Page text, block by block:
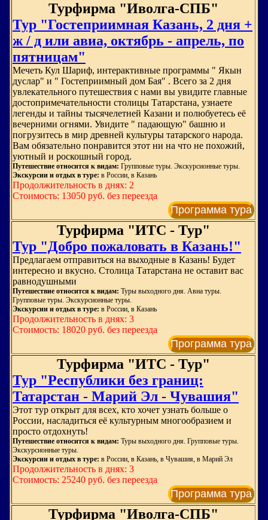
Турфирма "Иволга-СПБ"
Тур "Гостеприимная Казань, 2 дня +
ж / д или авиа, октябрь - апрель, по
пятницам"
Мечеть Кул Шариф, интерактивные программы " Якын
дуслар" и " Гостеприимный дом Бая" . Всего за 2 дня
увлекательного путешествия с нами вы увидите главные
достопримечательности столицы Татарстана, узнаете
легенды и тайны тысячелетней Казани и полюбуетесь её
вечерними огнями. Увидите " падающую" башню и
погрузитесь в мир древней культуры татарского народа.
Вам обязательно понравится этот ни на что не похожий,
уютный и роскошный город.
Путешествие относится к видам: Групповые туры. Экскурсионные туры.
Экскурсии и отдых в туре: в России, в Казань
Продолжительность в днях: 2
Стоимость: 13050 руб. без переезда
Программа тура
Турфирма "ИТС - Тур"
Тур "Добро пожаловать в Казань!"
Предлагаем отправиться на выходные в Казань! Будет
интересно и вкусно. Столица Татарстана не оставит вас
равнодушными
Путешествие относится к видам: Туры выходного дня. Авиа туры.
Групповые туры. Экскурсионные туры.
Экскурсии и отдых в туре: в России, в Казань
Продолжительность в днях: 3
Стоимость: 18020 руб. без переезда
Программа тура
Турфирма "ИТС - Тур"
Тур "Республики без границ:
Татарстан - Марий Эл - Чувашия"
Этот тур открыт для всех, кто хочет узнать больше о
России, насладиться её культурным многообразием и
просто отдохнуть!
Путешествие относится к видам: Туры выходного дня. Групповые туры.
Экскурсионные туры.
Экскурсии и отдых в туре: в России, в Казань, в Чувашия, в Марий Эл
Продолжительность в днях: 3
Стоимость: 25240 руб. без переезда
Программа тура
Турфирма "Иволга-СПБ"